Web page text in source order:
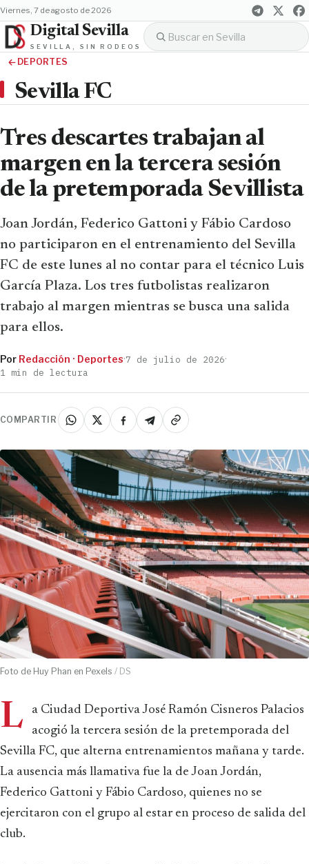
viernes, 7 de agosto de 2026
Digital Sevilla
SEVILLA, SIN RODEOS
DEPORTES
Sevilla FC
Tres descartes trabajan al
margen en la tercera sesión
de la pretemporada Sevillista
Joan Jordán, Federico Gattoni y Fábio Cardoso
no participaron en el entrenamiento del Sevilla
FC de este lunes al no contar para el técnico Luis
García Plaza. Los tres futbolistas realizaron
trabajo al margen mientras se busca una salida
para ellos.
Por Redacción · Deportes·7 de julio de 2026·
1 min de lectura
COMPARTIR
Foto de Huy Phan en Pexels / DS
L
a Ciudad Deportiva José Ramón Cisneros Palacios
acogió la tercera sesión de la pretemporada del
Sevilla FC, que alterna entrenamientos mañana y tarde.
La ausencia más llamativa fue la de Joan Jordán,
Federico Gattoni y Fábio Cardoso, quienes no se
ejercitaron con el grupo al estar en proceso de salida del
club.